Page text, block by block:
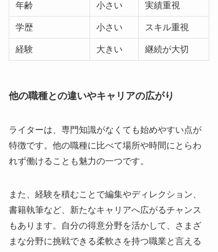
年齢 小さい 実績重視
学歴 小さい スキル重視
経験 大きい 継続が大切
他の職種との違いやキャリアの広がり
ライターは、専門知識がなくても始めやすい点が
特徴です。他の職種に比べて場所や時間にとらわ
れず働けることも魅力の一つです。
また、経験を積むことで編集やディレクション、
書籍執筆など、新たなキャリアへ広がるチャンス
もあります。自分の得意分野を活かして、さまざ
まな分野に挑戦できる柔軟さを持つ職業と言える